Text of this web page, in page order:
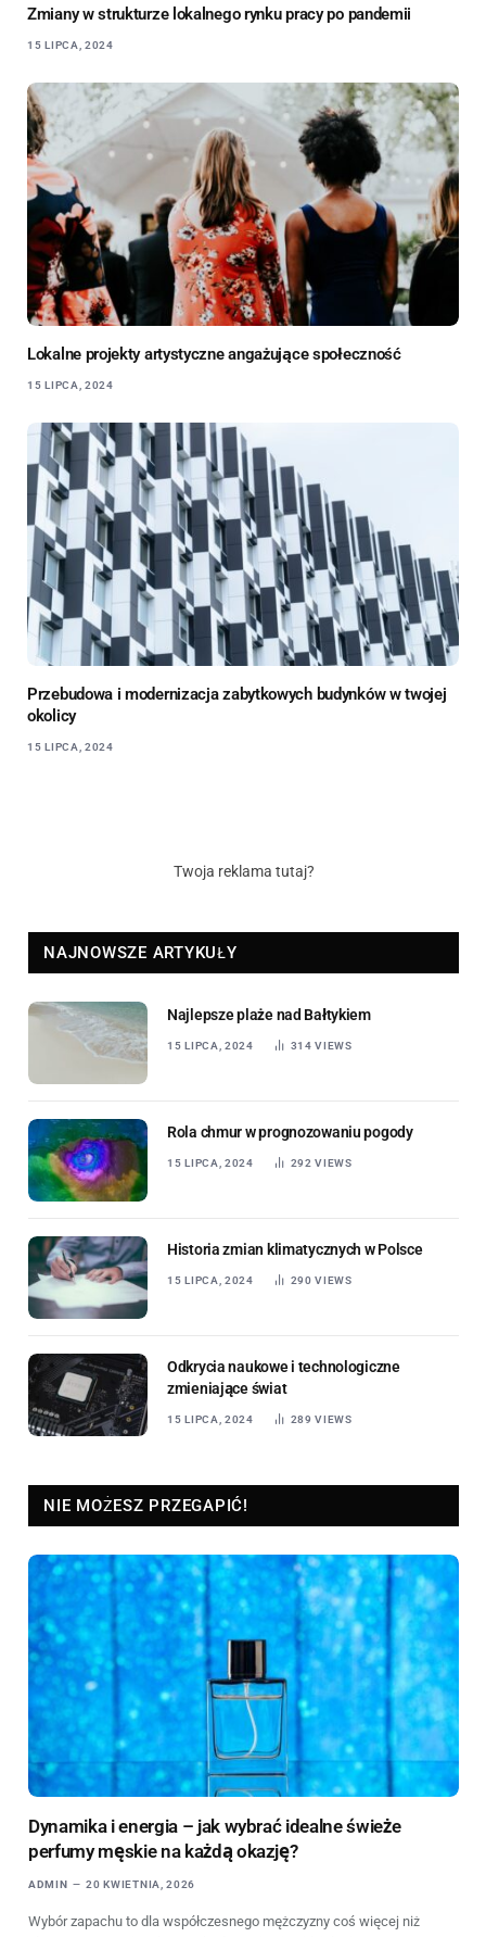
Zmiany w strukturze lokalnego rynku pracy po pandemii
15 LIPCA, 2024
Lokalne projekty artystyczne angażujące społeczność
15 LIPCA, 2024
Przebudowa i modernizacja zabytkowych budynków w twojej
okolicy
15 LIPCA, 2024
Twoja reklama tutaj?
NAJNOWSZE ARTYKUŁY
Najlepsze plaże nad Bałtykiem
15 LIPCA, 2024 314VIEWS
Rola chmur w prognozowaniu pogody
15 LIPCA, 2024 292VIEWS
Historia zmian klimatycznych w Polsce
15 LIPCA, 2024 290VIEWS
Odkrycia naukowe i technologiczne
zmieniające świat
15 LIPCA, 2024 289VIEWS
NIE MOŻESZ PRZEGAPIĆ!
Dynamika i energia – jak wybrać idealne świeże
perfumy męskie na każdą okazję?
ADMIN 20 KWIETNIA, 2026
Wybór zapachu to dla współczesnego mężczyzny coś więcej niż